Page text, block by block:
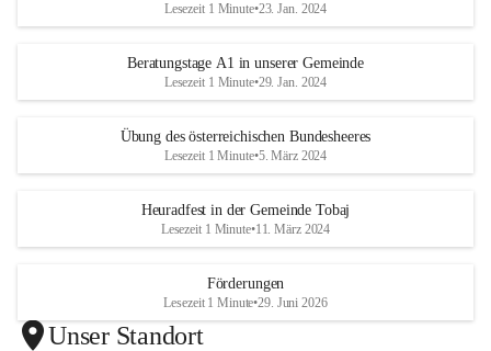
Lesezeit 1 Minute•23. Jan. 2024
Beratungstage A1 in unserer Gemeinde
Lesezeit 1 Minute•29. Jan. 2024
Übung des österreichischen Bundesheeres
Lesezeit 1 Minute•5. März 2024
Heuradfest in der Gemeinde Tobaj
Lesezeit 1 Minute•11. März 2024
Förderungen
Lesezeit 1 Minute•29. Juni 2026
Unser Standort